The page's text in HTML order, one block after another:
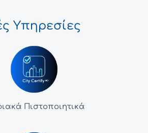
Υπηρεσίες
Πιστοποιητικά